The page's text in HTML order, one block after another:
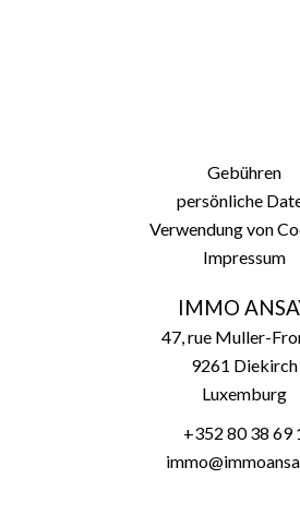
Gebühren
persönliche
Verwendung von
Impressum
IMMO
47, rue Muller-
9261 Diekirch
Luxemburg
+352 80 38 69